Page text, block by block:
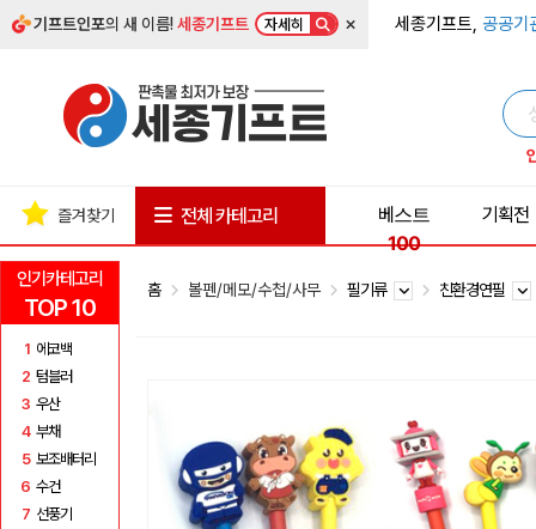
기프트인포의 새 이름!세종기프트 자세히 × 세종기프트, 공공기
인기카테고리
TOP 10
1 에코백
2 텀블러
3 우산
4 부채
5 보조배터리
6 수건
7 선풍기
즐겨찾기 전체 카테고리
베스트
100
기획전
홈 볼펜/메모/수첩/사무 필기류 친환경연필